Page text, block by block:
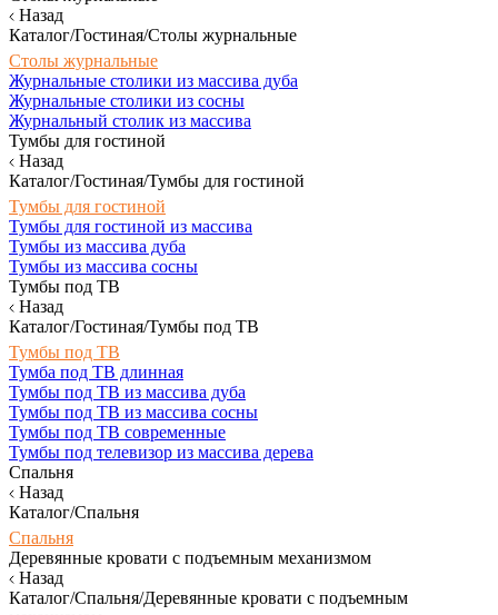
Назад
Каталог/Гостиная/Столы журнальные
Столы журнальные
Журнальные столики из массива дуба
Журнальные столики из сосны
Журнальный столик из массива
Тумбы для гостиной
Назад
Каталог/Гостиная/Тумбы для гостиной
Тумбы для гостиной
Тумбы для гостиной из массива
Тумбы из массива дуба
Тумбы из массива сосны
Тумбы под ТВ
Назад
Каталог/Гостиная/Тумбы под ТВ
Тумбы под ТВ
Тумба под ТВ длинная
Тумбы под ТВ из массива дуба
Тумбы под ТВ из массива сосны
Тумбы под ТВ современные
Тумбы под телевизор из массива дерева
Спальня
Назад
Каталог/Спальня
Спальня
Деревянные кровати с подъемным механизмом
Назад
Каталог/Спальня/Деревянные кровати с подъемным